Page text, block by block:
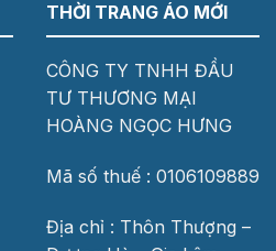
THỜI TRANG ÁO MỚI
CÔNG TY TNHH ĐẦU
TƯ THƯƠNG MẠI
HOÀNG NGỌC HƯNG
Mã số thuế : 0106109889
Địa chỉ : Thôn Thượng –